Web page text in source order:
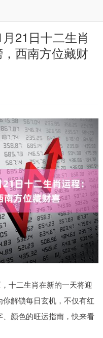
21日十二生肖
西南方位藏财
十二生肖在新的一天将迎
解锁每日玄机，不仅有红
颜色的旺运指南，快来看